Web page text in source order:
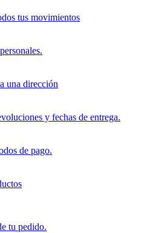
tus movimientos
una dirección
y fechas de entrega.
de pago.
tu pedido.